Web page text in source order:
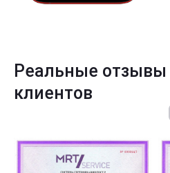
Реальные
клиентов